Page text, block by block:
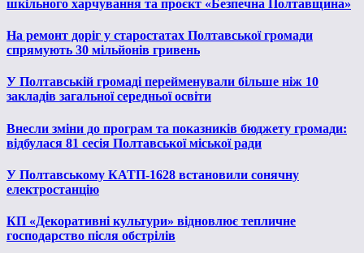
шкільного харчування та проєкт «Безпечна Полтавщина»
На ремонт доріг у старостатах Полтавської громади
спрямують 30 мільйонів гривень
У Полтавській громаді перейменували більше ніж 10
закладів загальної середньої освіти
Внесли зміни до програм та показників бюджету громади:
відбулася 81 сесія Полтавської міської ради
У Полтавському КАТП-1628 встановили сонячну
електростанцію
КП «Декоративні культури» відновлює тепличне
господарство після обстрілів